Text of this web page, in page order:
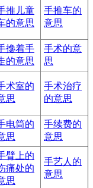
推儿童
的意思
手推车的
意思
搀着手
的意思
手术的意
思
术室的
思
手术治疗
的意思
电筒的
思
手续费的
意思
臂上的
痛处的
思
手艺人的
意思